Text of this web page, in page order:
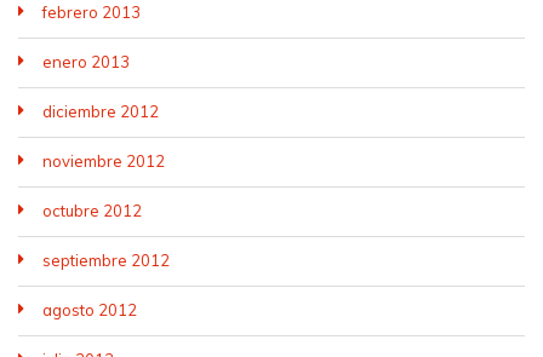
febrero 2013
enero 2013
diciembre 2012
noviembre 2012
octubre 2012
septiembre 2012
agosto 2012